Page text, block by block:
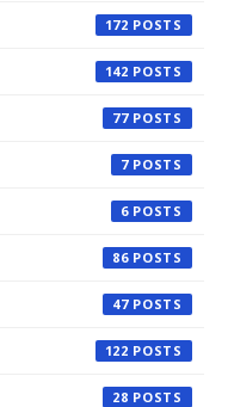
172
142
77
7
6
86
47
122
28